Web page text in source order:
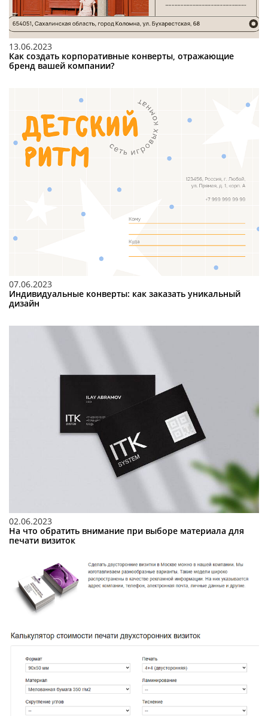
13.06.2023
Как создать корпоративные конверты, отражающие
бренд вашей компании?
07.06.2023
Индивидуальные конверты: как заказать уникальный
дизайн
02.06.2023
На что обратить внимание при выборе материала для
печати визиток